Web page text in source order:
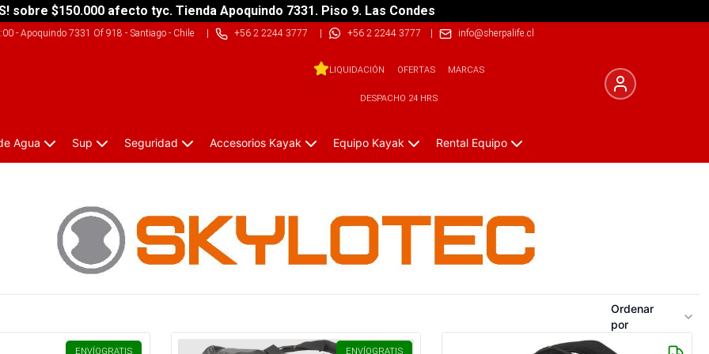
sobre $150.000 afecto tyc. Tienda Apoquindo 7331. Piso 9. Las Condes
- Apoquindo 7331 Of 918 - Santiago - Chile| +56 2 2244 3777 | +56 2 2244 3777 | info@sherpalife.cl
LIQUIDACIÓN OFERTAS MARCAS
DESPACHO 24 HRS
Agua Sup Seguridad Accesorios Kayak Equipo Kayak Rental Equipo
Ordenar
por
ENVÍOGRATIS ENVÍOGRATIS